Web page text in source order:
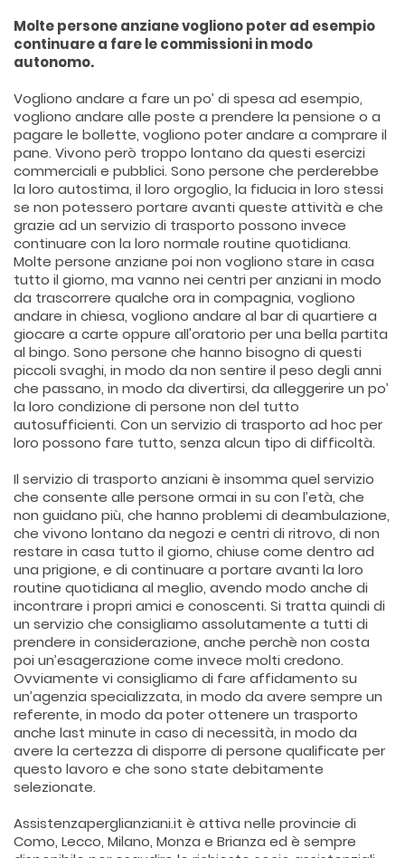
Molte persone anziane vogliono poter ad esempio
continuare a fare le commissioni in modo
autonomo.
Vogliono andare a fare un po’ di spesa ad esempio,
vogliono andare alle poste a prendere la pensione o a
pagare le bollette, vogliono poter andare a comprare il
pane. Vivono però troppo lontano da questi esercizi
commerciali e pubblici. Sono persone che perderebbe
la loro autostima, il loro orgoglio, la fiducia in loro stessi
se non potessero portare avanti queste attività e che
grazie ad un servizio di trasporto possono invece
continuare con la loro normale routine quotidiana.
Molte persone anziane poi non vogliono stare in casa
tutto il giorno, ma vanno nei centri per anziani in modo
da trascorrere qualche ora in compagnia, vogliono
andare in chiesa, vogliono andare al bar di quartiere a
giocare a carte oppure all'oratorio per una bella partita
al bingo. Sono persone che hanno bisogno di questi
piccoli svaghi, in modo da non sentire il peso degli anni
che passano, in modo da divertirsi, da alleggerire un po’
la loro condizione di persone non del tutto
autosufficienti. Con un servizio di trasporto ad hoc per
loro possono fare tutto, senza alcun tipo di difficoltà.
Il servizio di trasporto anziani è insomma quel servizio
che consente alle persone ormai in su con l’età, che
non guidano più, che hanno problemi di deambulazione,
che vivono lontano da negozi e centri di ritrovo, di non
restare in casa tutto il giorno, chiuse come dentro ad
una prigione, e di continuare a portare avanti la loro
routine quotidiana al meglio, avendo modo anche di
incontrare i propri amici e conoscenti. Si tratta quindi di
un servizio che consigliamo assolutamente a tutti di
prendere in considerazione, anche perchè non costa
poi un’esagerazione come invece molti credono.
Ovviamente vi consigliamo di fare affidamento su
un’agenzia specializzata, in modo da avere sempre un
referente, in modo da poter ottenere un trasporto
anche last minute in caso di necessità, in modo da
avere la certezza di disporre di persone qualificate per
questo lavoro e che sono state debitamente
selezionate.
Assistenzaperglianziani.it è attiva nelle provincie di
Como, Lecco, Milano, Monza e Brianza ed è sempre